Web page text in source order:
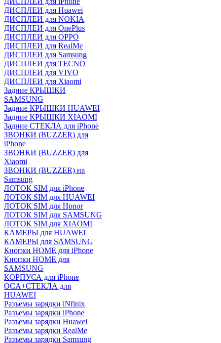
ДИСПЛЕИ для Huawei
ДИСПЛЕИ для NOKIA
ДИСПЛЕИ для OnePlus
ДИСПЛЕИ для OPPO
ДИСПЛЕИ для RealMe
ДИСПЛЕИ для Samsung
ДИСПЛЕИ для TECNO
ДИСПЛЕИ для VIVO
ДИСПЛЕИ для Xiaomi
Задние КРЫШКИ
SAMSUNG
Задние КРЫШКИ HUAWEI
Задние КРЫШКИ XIAOMI
Задние СТЕКЛА для iPhone
ЗВОНКИ (BUZZER) для
iPhone
ЗВОНКИ (BUZZER) для
Xiaomi
ЗВОНКИ (BUZZER) на
Samsung
ЛОТОК SIM для iPhone
ЛОТОК SIM для HUAWEI
ЛОТОК SIM для Honor
ЛОТОК SIM для SAMSUNG
ЛОТОК SIM для XIAOMI
КАМЕРЫ для HUAWEI
КАМЕРЫ для SAMSUNG
Кнопки HOME для iPhone
Кнопки HOME для
SAMSUNG
КОРПУСА для iPhone
OCA+СТЕКЛА для
HUAWEI
Разъемы зарядки iNfinix
Разъемы зарядки iPhone
Разъемы зарядки Huawei
Разъемы зарядки RealMe
Разъемы зарядки Samsung